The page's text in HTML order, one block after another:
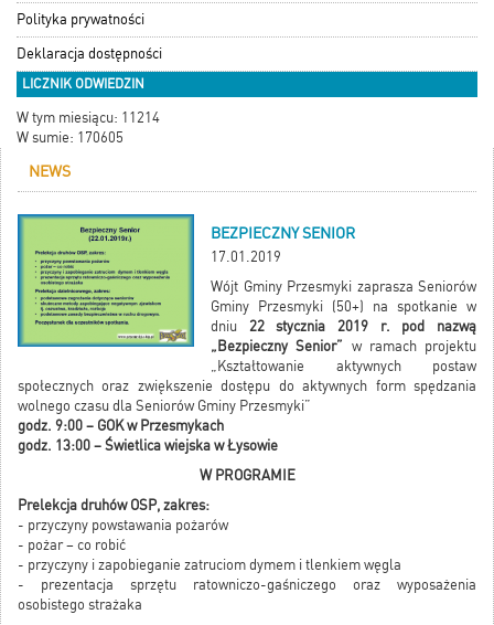
Polityka prywatności
Deklaracja dostępności
LICZNIK ODWIEDZIN
W tym miesiącu: 11214
W sumie: 170605
NEWS
BEZPIECZNY SENIOR
17.01.2019
Wójt Gminy Przesmyki zaprasza Seniorów
Gminy Przesmyki (50+) na spotkanie w
dniu 22 stycznia 2019 r. pod nazwą
„Bezpieczny Senior” w ramach projektu
„Kształtowanie aktywnych postaw
społecznych oraz zwiększenie dostępu do aktywnych form spędzania
wolnego czasu dla Seniorów Gminy Przesmyki”
godz. 9:00 – GOK w Przesmykach
godz. 13:00 – Świetlica wiejska w Łysowie
W PROGRAMIE
Prelekcja druhów OSP, zakres:
- przyczyny powstawania pożarów
- pożar – co robić
- przyczyny i zapobieganie zatruciom dymem i tlenkiem węgla
- prezentacja sprzętu ratowniczo-gaśniczego oraz wyposażenia
osobistego strażaka